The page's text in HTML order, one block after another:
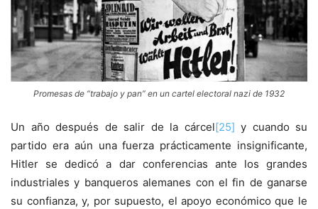
Promesas de “trabajo y pan” en un cartel electoral nazi de 1932
Un año después de salir de la cárcel[25] y cuando su
partido era aún una fuerza prácticamente insignificante,
Hitler se dedicó a dar conferencias ante los grandes
industriales y banqueros alemanes con el fin de ganarse
su confianza, y, por supuesto, el apoyo económico que le